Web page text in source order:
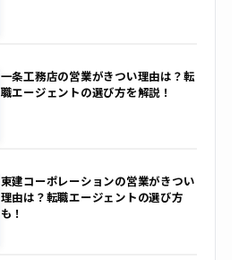
一条工務店の営業がきつい理由は？転
職エージェントの選び方を解説！
東建コーポレーションの営業がきつい
理由は？転職エージェントの選び方
も！